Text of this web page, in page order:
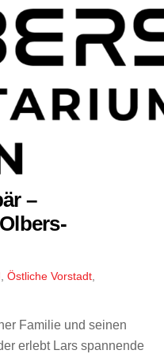
–
Östliche Vorstadt
Familie und seinen
erlebt Lars spannende